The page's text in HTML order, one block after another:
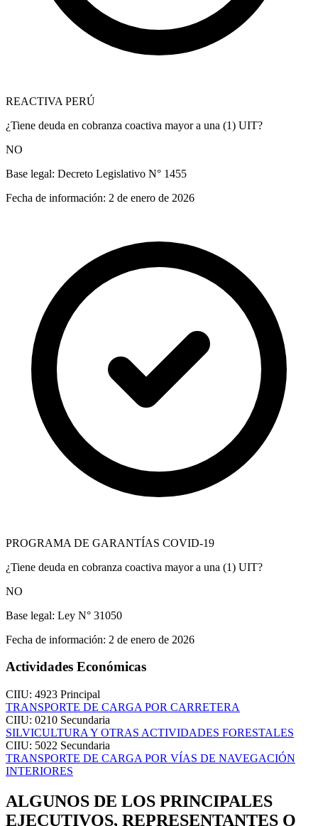
REACTIVA PERÚ
¿Tiene deuda en cobranza coactiva mayor a una (1) UIT?
NO
Base legal: Decreto Legislativo N° 1455
Fecha de información: 2 de enero de 2026
PROGRAMA DE GARANTÍAS COVID-19
¿Tiene deuda en cobranza coactiva mayor a una (1) UIT?
NO
Base legal: Ley N° 31050
Fecha de información: 2 de enero de 2026
Actividades Económicas
CIIU: 4923 Principal
TRANSPORTE DE CARGA POR CARRETERA
CIIU: 0210 Secundaria
SILVICULTURA Y OTRAS ACTIVIDADES FORESTALES
CIIU: 5022 Secundaria
TRANSPORTE DE CARGA POR VÍAS DE NAVEGACIÓN
INTERIORES
ALGUNOS DE LOS PRINCIPALES
EJECUTIVOS, REPRESENTANTES O